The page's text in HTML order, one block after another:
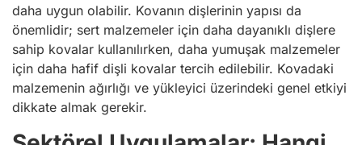
daha uygun olabilir. Kovanın dişlerinin yapısı da
önemlidir; sert malzemeler için daha dayanıklı dişlere
sahip kovalar kullanılırken, daha yumuşak malzemeler
için daha hafif dişli kovalar tercih edilebilir. Kovadaki
malzemenin ağırlığı ve yükleyici üzerindeki genel etkiyi
dikkate almak gerekir.